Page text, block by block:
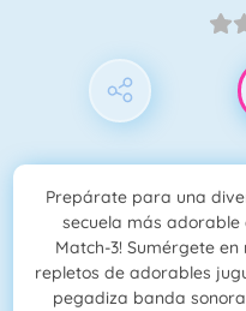
Prepárate para una
secuela más
Match-3! Sumérgete en
repletos de adorables
pegadiza banda